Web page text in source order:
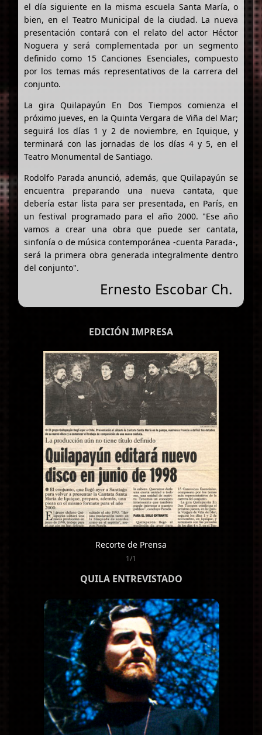
el día siguiente en la misma escuela Santa María, o
bien, en el Teatro Municipal de la ciudad. La nueva
presentación contará con el relato del actor Héctor
Noguera y será complementada por un segmento
definido como 15 Canciones Esenciales, compuesto
por los temas más representativos de la carrera del
conjunto.
La gira Quilapayún En Dos Tiempos comienza el
próximo jueves, en la Quinta Vergara de Viña del Mar;
seguirá los días 1 y 2 de noviembre, en Iquique, y
terminará con las jornadas de los días 4 y 5, en el
Teatro Monumental de Santiago.
Rodolfo Parada anunció, además, que Quilapayún se
encuentra preparando una nueva cantata, que
debería estar lista para ser presentada, en París, en
un festival programado para el año 2000. "Ese año
vamos a crear una obra que puede ser cantata,
sinfonía o de música contemporánea -cuenta Parada-,
será la primera obra generada integralmente dentro
del conjunto".
Ernesto Escobar Ch.
EDICIÓN IMPRESA
Recorte de Prensa
1/1
QUILA ENTREVISTADO